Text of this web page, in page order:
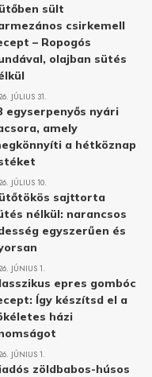
sült
csirkemell
– Ropogós
olajban sütés
JÚLIUS 31.
egyserpenyős nyári
amely
a hétköznap
JÚLIUS 10.
sajttorta
nélkül: narancsos
egyszerűen és
JÚNIUS 1.
epres gombóc
Így készítsd el a
házi
JÚNIUS 1.
zöldbabos-húsos